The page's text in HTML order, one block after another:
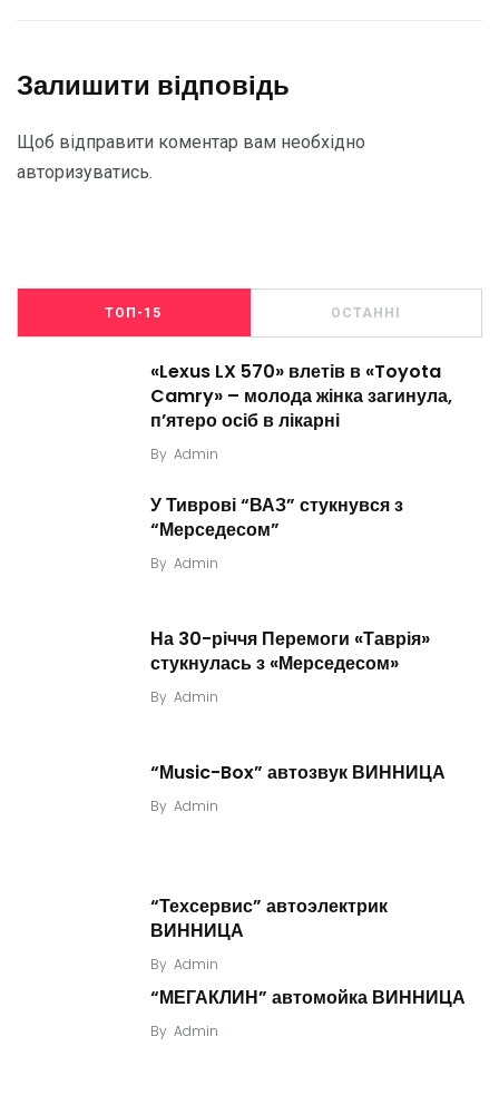
Залишити відповідь
Щоб відправити коментар вам необхідно
авторизуватись.
ТОП-15 ОСТАННІ
«Lexus LX 570» влетів в «Toyota
Camry» – молода жінка загинула,
п’ятеро осіб в лікарні
By Admin
У Тиврові “ВАЗ” стукнувся з
“Мерседесом”
By Admin
На 30-річчя Перемоги «Таврія»
стукнулась з «Мерседесом»
By Admin
“Мusic-Box” автозвук ВИННИЦА
By Admin
“Техсервис” автоэлектрик
ВИННИЦА
By Admin
“МЕГАКЛИН” автомойка ВИННИЦА
By Admin